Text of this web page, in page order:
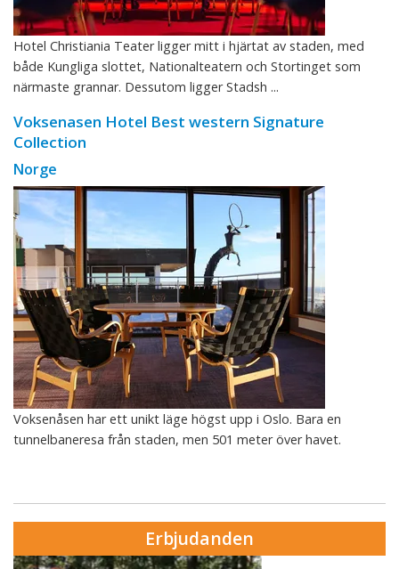
Hotel Christiania Teater ligger mitt i hjärtat av staden, med
både Kungliga slottet, Nationalteatern och Stortinget som
närmaste grannar. Dessutom ligger Stadsh ...
Voksenasen Hotel Best western Signature
Collection
Norge
Voksenåsen har ett unikt läge högst upp i Oslo. Bara en
tunnelbaneresa från staden, men 501 meter över havet.
Erbjudanden